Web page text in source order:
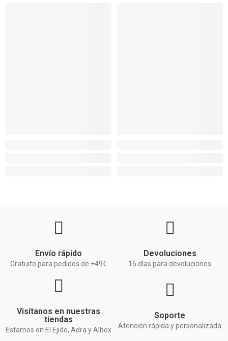
Envío rápido
Gratuito para pedidos de +49€
Devoluciones
15 días para devoluciones
Visítanos en nuestras
tiendas
Estamos en El Ejido, Adra y Albox
Soporte
Atención rápida y personalizada